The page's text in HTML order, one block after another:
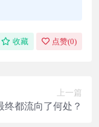
收藏 点赞(0)
上一篇
都流向了何处？